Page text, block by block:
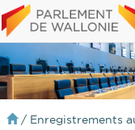
/ Enregistrements